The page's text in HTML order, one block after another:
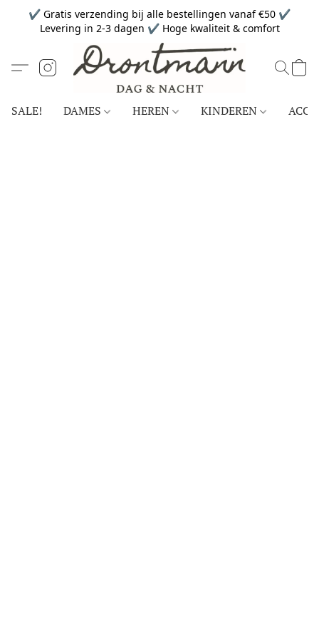
✔ Gratis verzending bij alle bestellingen vanaf €50 ✔
Levering in 2-3 dagen ✔ Hoge kwaliteit & comfort
SALE! DAMES HEREN KINDEREN